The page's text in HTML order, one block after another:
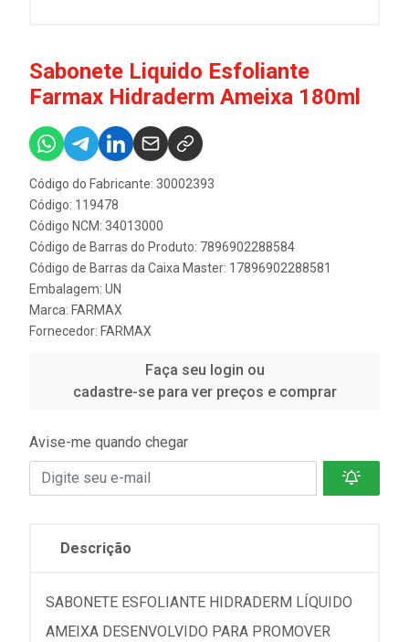
Sabonete Liquido Esfoliante
Farmax Hidraderm Ameixa 180ml
Código do Fabricante: 30002393
Código: 119478
Código NCM: 34013000
Código de Barras do Produto: 7896902288584
Código de Barras da Caixa Master: 17896902288581
Embalagem: UN
Marca: FARMAX
Fornecedor: FARMAX
Faça seu login ou
cadastre-se para ver preços e comprar
Avise-me quando chegar
Descrição
SABONETE ESFOLIANTE HIDRADERM LÍQUIDO
AMEIXA DESENVOLVIDO PARA PROMOVER